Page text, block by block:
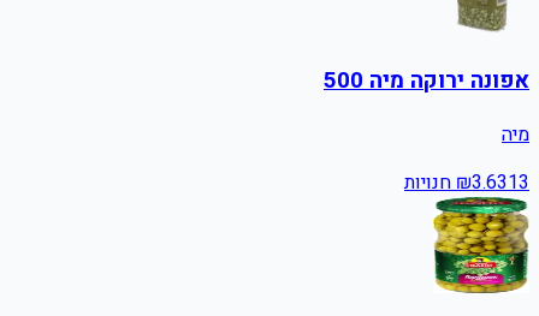
אפונה ירוקה מיה 500
מיה
₪3.6313 חנויות